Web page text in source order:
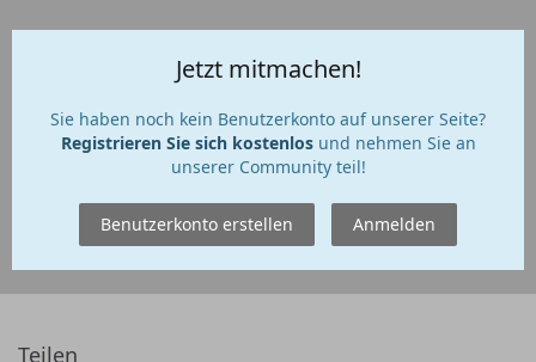
Jetzt mitmachen!
Sie haben noch kein Benutzerkonto auf unserer Seite?
Registrieren Sie sich kostenlosund nehmen Sie an
unserer Community teil!
Benutzerkonto erstellen Anmelden
Teilen